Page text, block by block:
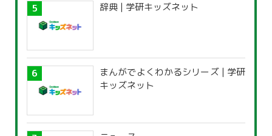
辞典 | 学研キッズネット
まんがでよくわかるシリーズ | 学研
キッズネット